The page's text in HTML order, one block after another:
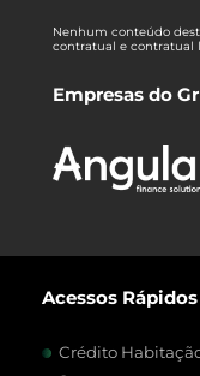
Nenhum conteúdo
contratual e contratual
Empresas do
Acessos Rápidos
Crédito